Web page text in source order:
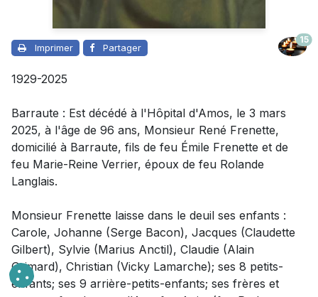
Imprimer Partager
15
1929-2025
Barraute : Est décédé à l'Hôpital d'Amos, le 3 mars
2025, à l'âge de 96 ans, Monsieur René Frenette,
domicilié à Barraute, fils de feu Émile Frenette et de
feu Marie-Reine Verrier, époux de feu Rolande
Langlais.
Monsieur Frenette laisse dans le deuil ses enfants :
Carole, Johanne (Serge Bacon), Jacques (Claudette
Gilbert), Sylvie (Marius Anctil), Claudie (Alain
Grimard), Christian (Vicky Lamarche); ses 8 petits-
enfants; ses 9 arrière-petits-enfants; ses frères et